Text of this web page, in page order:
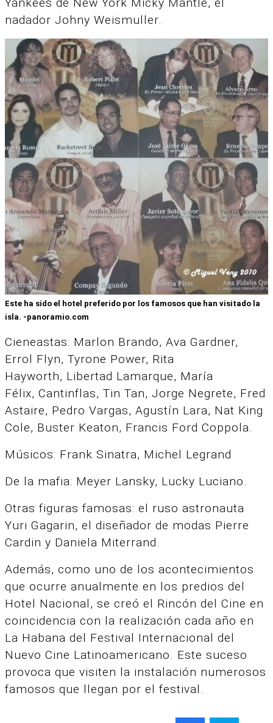
nadador Johny Weismuller.
Este ha sido el hotel preferido por los famosos que han visitado la
isla. -panoramio.com
Cieneastas: Marlon Brando, Ava Gardner,
Errol Flyn, Tyrone Power, Rita
Hayworth, Libertad Lamarque, María
Félix, Cantinflas, Tin Tan, Jorge Negrete, Fred
Astaire, Pedro Vargas, Agustín Lara, Nat King
Cole, Buster Keaton, Francis Ford Coppola.
Músicos: Frank Sinatra, Michel Legrand
De la mafia: Meyer Lansky, Lucky Luciano.
Otras figuras famosas: el ruso astronauta
Yuri Gagarin, el diseñador de modas Pierre
Cardin y Daniela Miterrand.
Además, como uno de los acontecimientos
que ocurre anualmente en los predios del
Hotel Nacional, se creó el Rincón del Cine en
coincidencia con la realización cada año en
La Habana del Festival Internacional del
Nuevo Cine Latinoamericano. Este suceso
provoca que visiten la instalación numerosos
famosos que llegan por el festival.